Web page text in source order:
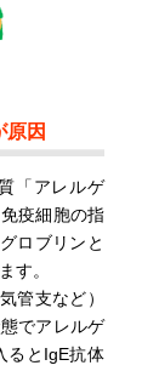
原因
「アレルゲ
疫細胞の指
ロブリンと
す。
管支など）
でアレルゲ
るとIgE抗体